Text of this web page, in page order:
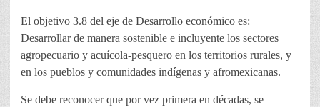
El objetivo 3.8 del eje de Desarrollo económico es:
Desarrollar de manera sostenible e incluyente los sectores
agropecuario y acuícola-pesquero en los territorios rurales, y
en los pueblos y comunidades indígenas y afromexicanas.
Se debe reconocer que por vez primera en décadas, se